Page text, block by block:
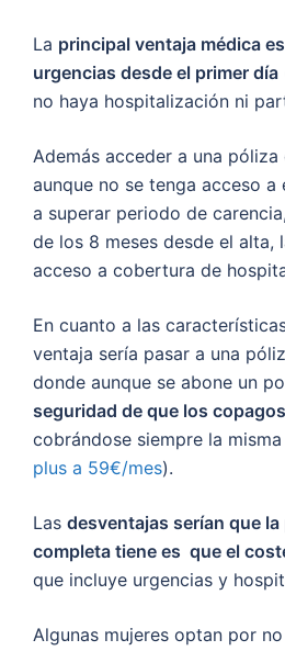
La principal ventaja médica
urgencias desde el primer día
no haya hospitalización ni
Además acceder a una
aunque no se tenga acceso
a superar periodo de
de los 8 meses desde el alta,
acceso a cobertura de
En cuanto a las
ventaja sería pasar a una
donde aunque se abone un
seguridad de que los
cobrándose siempre la
plus a 59€/mes).
Las desventajas serían que
completa tiene es que el
que incluye urgencias y
Algunas mujeres optan por